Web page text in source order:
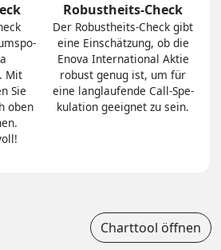
Mit
Sie
oben
Robustheits-Check
Der Robust­heits-Check gibt
eine Ein­schät­zung, ob die
Enova International Aktie
robust genug ist, um für
eine lang­lau­fen­de Call-Spe­
ku­la­tion ge­eig­net zu sein.
Charttool öffnen